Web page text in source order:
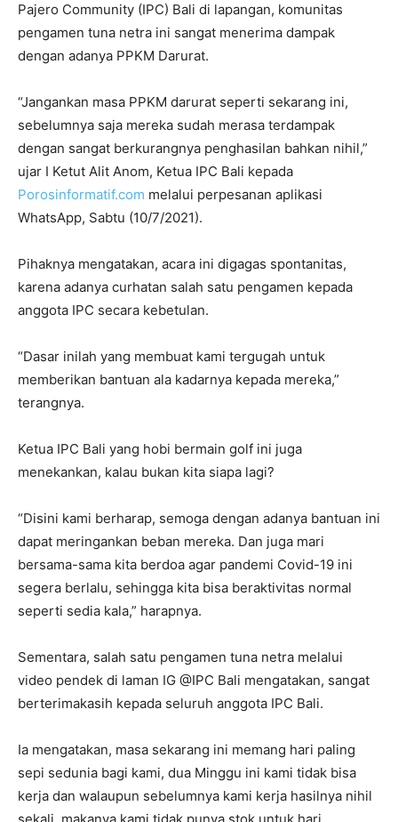
Pajero Community (IPC) Bali di lapangan, komunitas
pengamen tuna netra ini sangat menerima dampak
dengan adanya PPKM Darurat.
“Jangankan masa PPKM darurat seperti sekarang ini,
sebelumnya saja mereka sudah merasa terdampak
dengan sangat berkurangnya penghasilan bahkan nihil,”
ujar I Ketut Alit Anom, Ketua IPC Bali kepada
Porosinformatif.com melalui perpesanan aplikasi
WhatsApp, Sabtu (10/7/2021).
Pihaknya mengatakan, acara ini digagas spontanitas,
karena adanya curhatan salah satu pengamen kepada
anggota IPC secara kebetulan.
“Dasar inilah yang membuat kami tergugah untuk
memberikan bantuan ala kadarnya kepada mereka,”
terangnya.
Ketua IPC Bali yang hobi bermain golf ini juga
menekankan, kalau bukan kita siapa lagi?
“Disini kami berharap, semoga dengan adanya bantuan ini
dapat meringankan beban mereka. Dan juga mari
bersama-sama kita berdoa agar pandemi Covid-19 ini
segera berlalu, sehingga kita bisa beraktivitas normal
seperti sedia kala,” harapnya.
Sementara, salah satu pengamen tuna netra melalui
video pendek di laman IG @IPC Bali mengatakan, sangat
berterimakasih kepada seluruh anggota IPC Bali.
Ia mengatakan, masa sekarang ini memang hari paling
sepi sedunia bagi kami, dua Minggu ini kami tidak bisa
kerja dan walaupun sebelumnya kami kerja hasilnya nihil